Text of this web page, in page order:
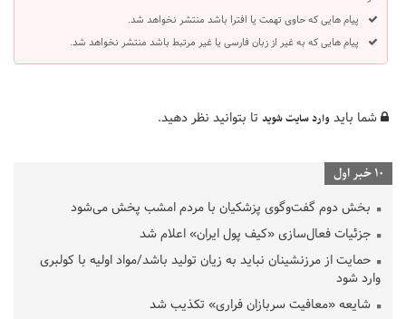
پیام هایی که حاوی تهمت یا افترا باشد منتشر نخواهد شد.
پیام هایی که به غیر از زبان فارسی یا غیر مرتبط باشد منتشر نخواهد شد.
شما باید وارد سایت شوید تا بتوانید نظر دهید.
10 خبر اول
بخش دوم گفت‌وگوی پزشکیان با مردم امشب پخش می‌شود
جزئیات فعال‌سازی «کیف پول ایران» اعلام شد
حمایت از مرزنشینان نباید به زیان تولید باشد/مواد اولیه با کولبری
وارد شود
شایعه «معافیت سربازان فراری» تکذیب شد